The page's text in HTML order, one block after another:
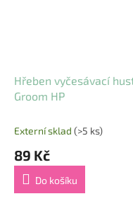
Hřeben vyčesávací
Groom HP
Externí sklad (>5 ks)
89 Kč
Do košíku